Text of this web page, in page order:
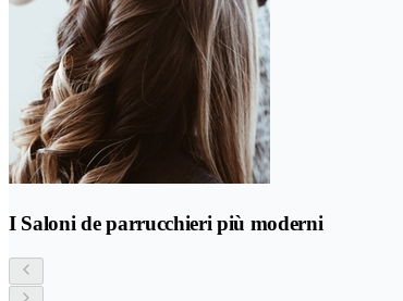
I Saloni de parrucchieri più moderni